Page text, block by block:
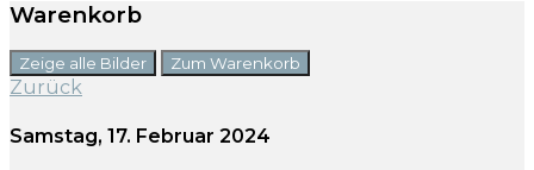
Warenkorb
Zeige alle Bilder Zum Warenkorb
Zurück
Samstag, 17. Februar 2024